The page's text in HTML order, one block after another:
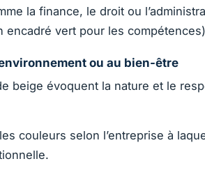
la finance, le droit ou
encadré vert pour les
ou au bien-être
beige évoquent la nature et le
couleurs selon l’entreprise à